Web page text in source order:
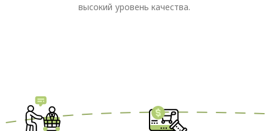
высокий уровень качества.